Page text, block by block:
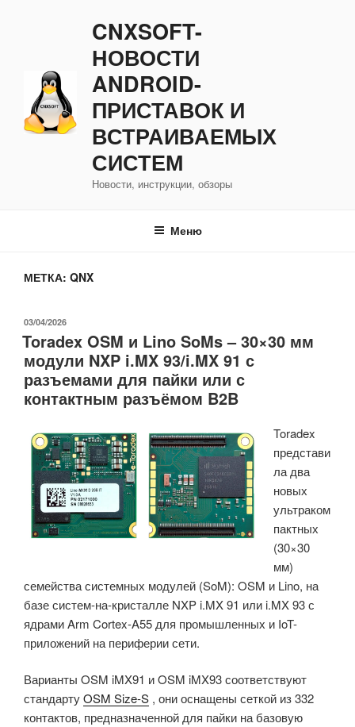
CNXSOFT-
НОВОСТИ
ANDROID-
ПРИСТАВОК И
ВСТРАИВАЕМЫХ
СИСТЕМ
Новости, инструкции, обзоры
Меню
МЕТКА: QNX
ОПУБЛИКОВАНО
03/04/2026
Toradex OSM и Lino SoMs – 30×30 мм
модули NXP i.MX 93/i.MX 91 с
разъемами для пайки или с
контактным разъёмом B2B
Toradex
представи
ла два
новых
ультраком
пактных
(30×30
мм)
семейства системных модулей (SoM): OSM и Lino, на
базе систем-на-кристалле NXP i.MX 91 или i.MX 93 с
ядрами Arm Cortex-A55 для промышленных и IoT-
приложений на периферии сети.
Варианты OSM iMX91 и OSM iMX93 соответствуют
стандартуOSM Size-S , они оснащены сеткой из 332
контактов, предназначенной для пайки на базовую